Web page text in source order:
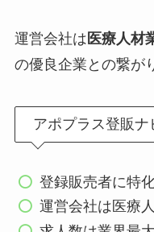
運営会社は 医療人材
の優良企業との繋が
アポプラス登販ナ
登録販売者に特
運営会社は医療